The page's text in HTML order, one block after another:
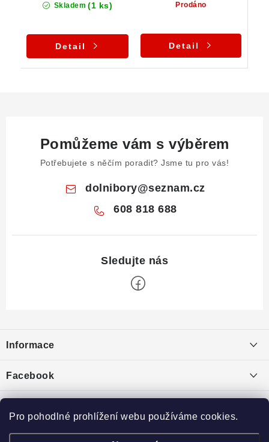
Pro pohodlné prohlížení webu používáme cookies.
Skladem (1 ks)
Detail
Prodáno
Detail
Pomůžeme vám s výběrem
Potřebujete s něčím poradit? Jsme tu pro vás!
dolnibory@seznam.cz
608 818 688
p
a
í
Informace
Puncovní značky
Ochrana osobních údajů
Výkup minerálů a drahých kamenů
Facebook
Toplist